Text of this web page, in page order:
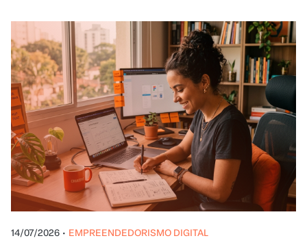
14/07/2026 • EMPREENDEDORISMO DIGITAL